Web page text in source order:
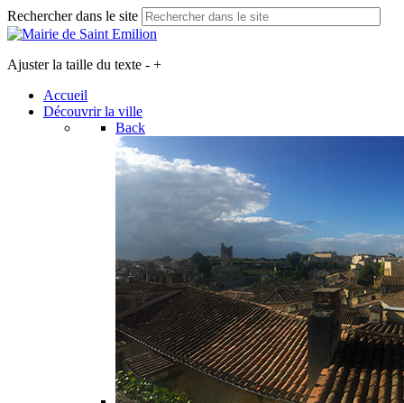
Rechercher dans le site
Ajuster la taille du texte - +
Accueil
Découvrir la ville
Back